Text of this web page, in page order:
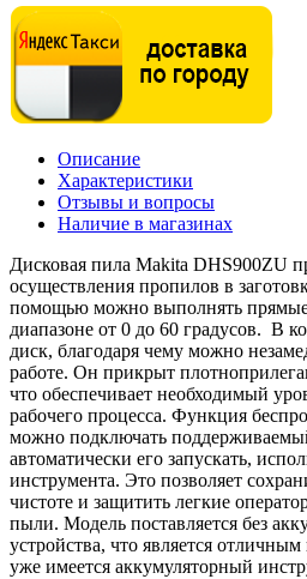
Описание
Характеристики
Отзывы и вопросы
Наличие в магазинах
Дисковая пила Makita DHS900ZU
осуществления пропилов в
помощью можно выполнять
диапазоне от 0 до 60 градусов. В
диск, благодаря чему можно
работе. Он прикрыт
что обеспечивает необходимый
рабочего процесса. Функция
можно подключать
автоматически его запускать,
инструмента. Это позволяет
чистоте и защитить легкие
пыли. Модель поставляется без
устройства, что является
уже имеется аккумуляторный